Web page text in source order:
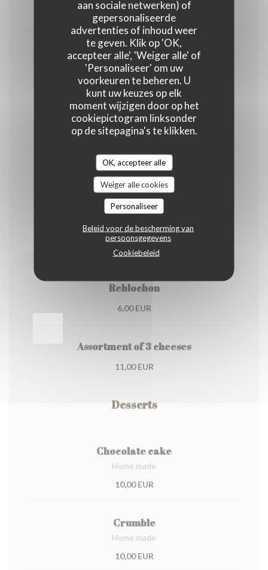
aan sociale netwerken) of
gepersonaliseerde
advertenties of inhoud weer
te geven. Klik op 'OK,
accepteer alle', 'Weiger alle' of
'Personaliseer' om uw
voorkeuren te beheren. U
kunt uw keuzes op elk
moment wijzigen door op het
cookiepictogram linksonder
op de sitepagina's te klikken.
OK, accepteer alle
Weiger alle cookies
Personaliseer
Beleid voor de bescherming van
persoonsgegevens
Cookiebeleid
6,00 EUR
Saint Nectaire
6,00 EUR
Cantal
6,00 EUR
Chèvre
6,00 EUR
Brie de Meaux
6,00 EUR
Reblochon
6,00 EUR
Assortment of 3 cheeses
11,00 EUR
Desserts
Chocolate cake
Home made
10,00 EUR
Crumble
Home made
10,00 EUR